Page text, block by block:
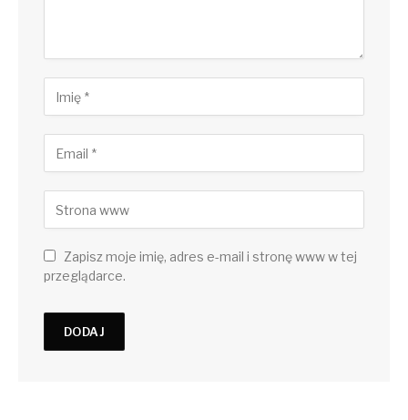
Zapisz moje imię, adres e-mail i stronę www w tej
przeglądarce.